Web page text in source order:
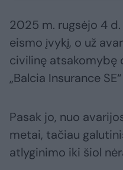
2025 m. rugsėjo 4
eismo įvykį, o už
civilinę atsakomybę
„Balcia Insurance
Pasak jo, nuo
metai, tačiau
atlyginimo iki šiol